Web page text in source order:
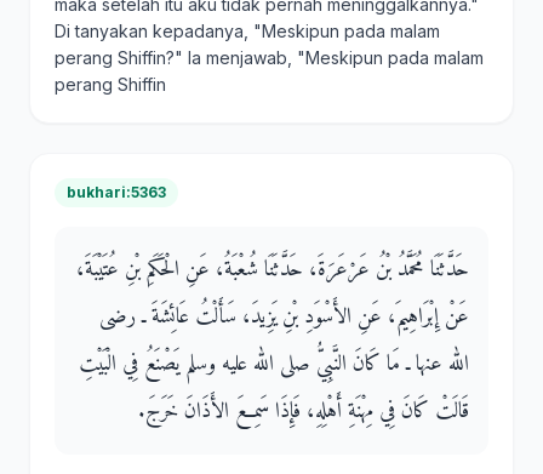
maka setelah itu aku tidak pernah meninggalkannya."
Di tanyakan kepadanya, "Meskipun pada malam
perang Shiffin?" Ia menjawab, "Meskipun pada malam
perang Shiffin
bukhari:5363
حَدَّثَنَا مُحَمَّدُ بْنُ عَرْعَرَةَ، حَدَّثَنَا شُعْبَةُ، عَنِ الْحَكَمِ بْنِ عُتَيْبَةَ،
عَنْ إِبْرَاهِيمَ، عَنِ الأَسْوَدِ بْنِ يَزِيدَ، سَأَلْتُ عَائِشَةَ ـ رضى
الله عنها ـ مَا كَانَ النَّبِيُّ صلى الله عليه وسلم يَصْنَعُ فِي الْبَيْتِ
قَالَتْ كَانَ فِي مِهْنَةِ أَهْلِهِ، فَإِذَا سَمِعَ الأَذَانَ خَرَجَ‏.‏